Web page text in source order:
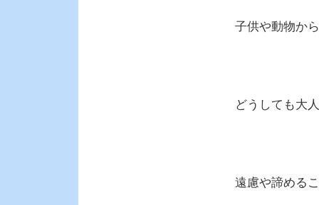
子供や動物か
どうしても大
遠慮や諦める